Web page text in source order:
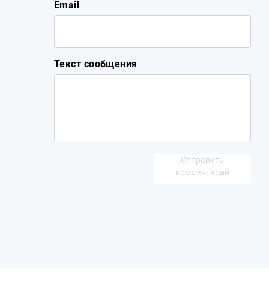
Email
Текст сообщения
Отправить
комментарий